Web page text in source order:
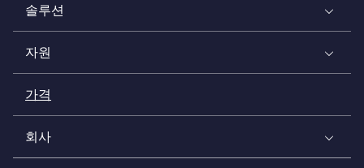
솔루션
자원
가격
회사